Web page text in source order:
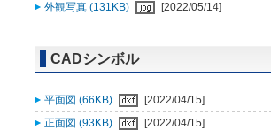
外観写真 (131KB) [2022/05/14]
CADシンボル
平面図 (66KB)
[2022/04/15]
正面図 (93KB)
[2022/04/15]